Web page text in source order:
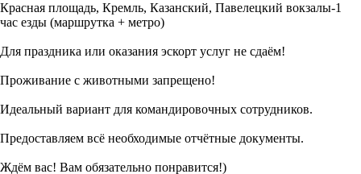
Красная площадь, Кремль, Казанский, Павелецкий вокзалы-1
час езды (маршрутка + метро)
Для праздника или оказания эскорт услуг не сдаём!
Проживание с животными запрещено!
Идеальный вариант для командировочных сотрудников.
Предоставляем всё необходимые отчётные документы.
Ждём вас! Вам обязательно понравится!)